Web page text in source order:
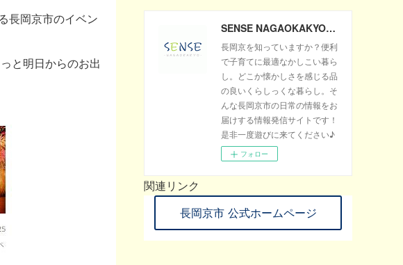
長岡京市のイベン
と明日からのお出
SENSE NAGAOKAKYO ～長岡京市のサブサイト～
長岡京を知っていますか？便利
で子育てに最適なかしこい暮ら
し。どこか懐かしさを感じる品
の良いくらしっくな暮らし。そ
んな長岡京市の日常の情報をお
届けする情報発信サイトです！
是非一度遊びに来てください♪
フォロー
関連リンク
長岡京市 公式ホームページ